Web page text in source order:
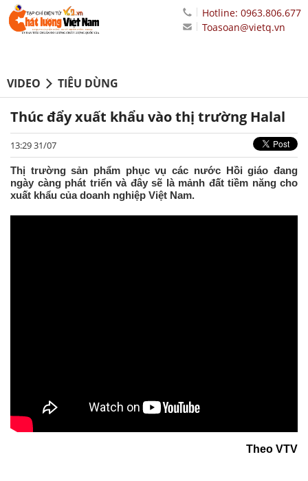
Hotline: 0963.806.677
Toasoan@vietq.vn
VIDEO TIÊU DÙNG
Thúc đẩy xuất khẩu vào thị trường Halal
13:29 31/07
Thị trường sản phẩm phục vụ các nước Hồi giáo đang
ngày càng phát triển và đây sẽ là mảnh đất tiềm năng cho
xuất khẩu của doanh nghiệp Việt Nam.
Theo VTV